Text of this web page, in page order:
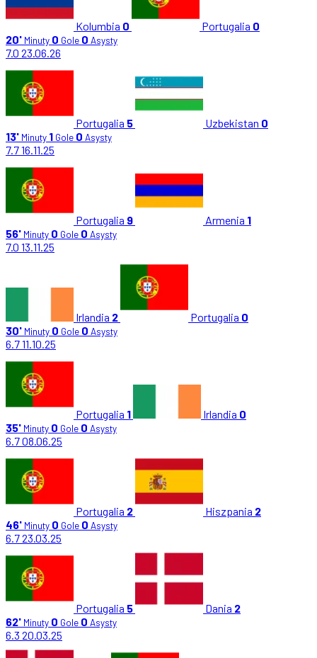
Kolumbia 0 Portugalia 0
20' Minuty 0 Gole 0 Asysty
7.0 23.06.26
Portugalia 5 Uzbekistan 0
13' Minuty 1 Gole 0 Asysty
7.716.11.25
Portugalia 9 Armenia 1
56' Minuty 0 Gole 0 Asysty
7.0 13.11.25
Irlandia 2 Portugalia 0
30' Minuty 0 Gole 0 Asysty
6.711.10.25
Portugalia 1 Irlandia 0
35' Minuty 0 Gole 0 Asysty
6.708.06.25
Portugalia 2 Hiszpania 2
46' Minuty 0 Gole 0 Asysty
6.723.03.25
Portugalia 5 Dania 2
62' Minuty 0 Gole 0 Asysty
6.3 20.03.25